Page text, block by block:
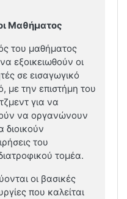
Μαθήματος
του μαθήματος
να εξοικειωθούν οι
σε εισαγωγικό
με την επιστήμη του
για να
να οργανώνουν
διοικούν
του
τομέα.
οι βασικές
που καλείται